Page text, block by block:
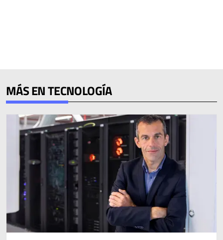
MÁS EN TECNOLOGÍA